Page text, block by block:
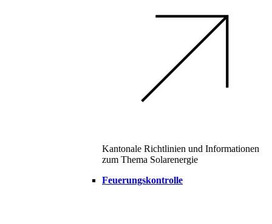
Kantonale Richtlinien und Informationen
zum Thema Solarenergie
Feuerungskontrolle